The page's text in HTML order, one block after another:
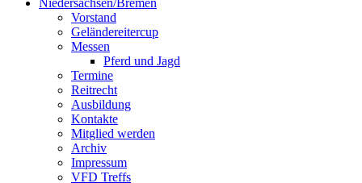
Niedersachsen/Bremen
Vorstand
Geländereitercup
Messen
Pferd und Jagd
Termine
Reitrecht
Ausbildung
Kontakte
Mitglied werden
Archiv
Impressum
VFD Treffs